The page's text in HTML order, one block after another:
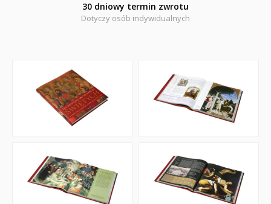
30 dniowy termin zwrotu
Dotyczy osób indywidualnych